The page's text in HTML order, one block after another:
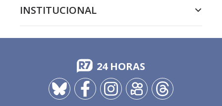
INSTITUCIONAL
24 HORAS